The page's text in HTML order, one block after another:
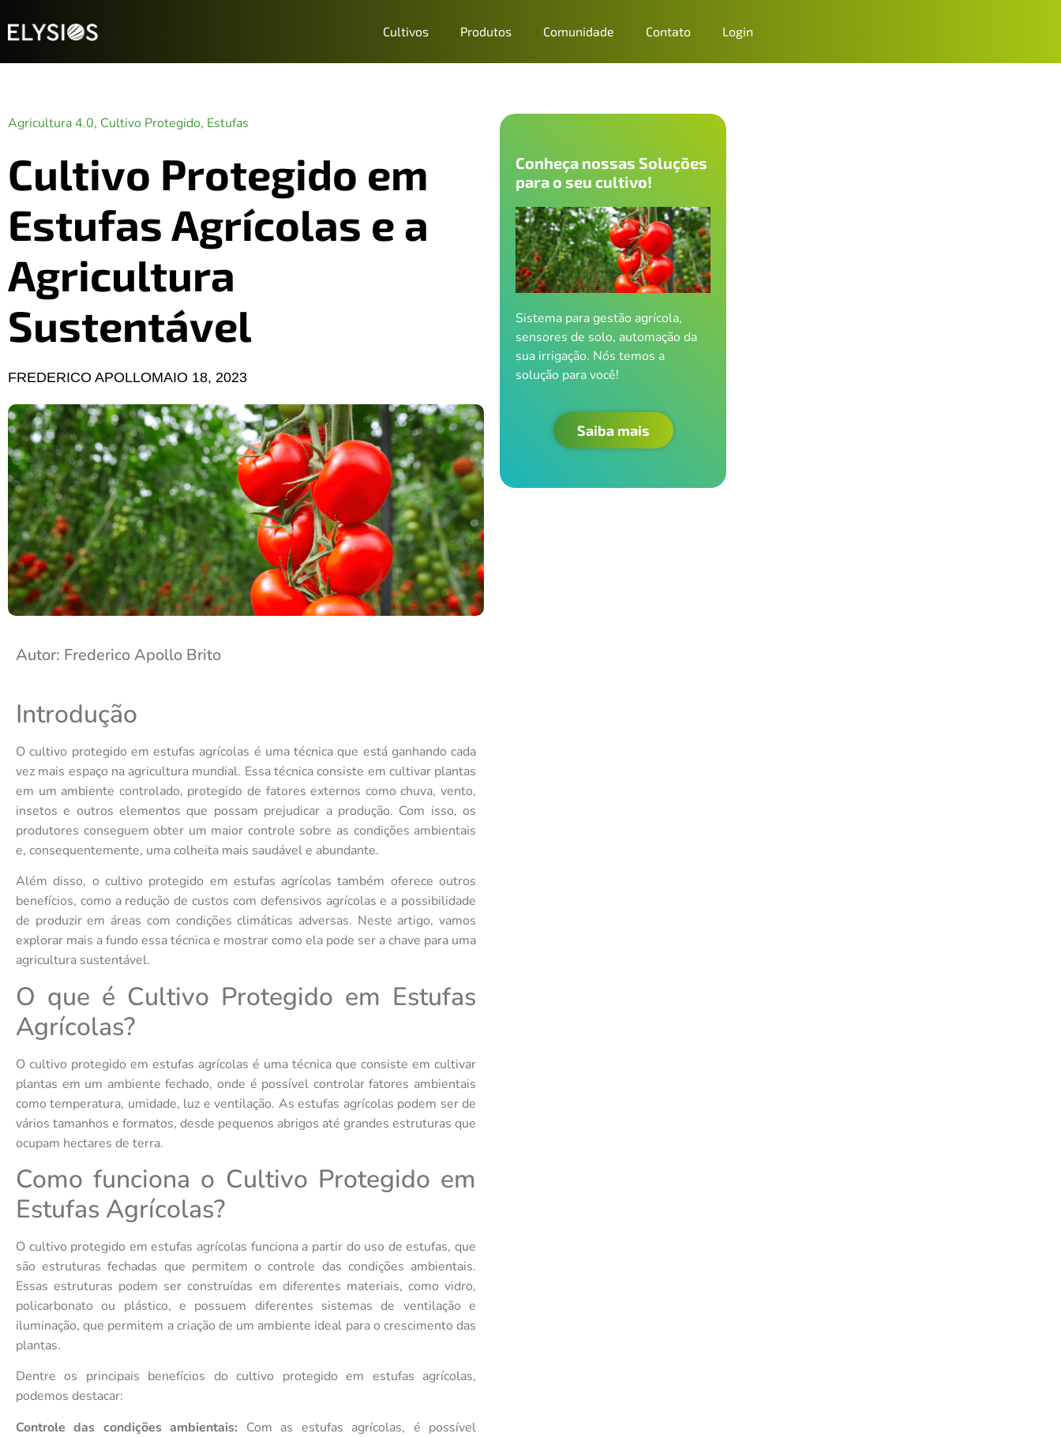
Cultivos Produtos Comunidade Contato Login
Agricultura 4.0, Cultivo Protegido, Estufas
Cultivo Protegido em
Estufas Agrícolas e a
Agricultura
Sustentável
FREDERICO APOLLOMAIO 18, 2023
Autor: Frederico Apollo Brito
Introdução
O cultivo protegido em estufas agrícolas é uma técnica que está ganhando cada
vez mais espaço na agricultura mundial. Essa técnica consiste em cultivar plantas
em um ambiente controlado, protegido de fatores externos como chuva, vento,
insetos e outros elementos que possam prejudicar a produção. Com isso, os
produtores conseguem obter um maior controle sobre as condições ambientais
e, consequentemente, uma colheita mais saudável e abundante.
Além disso, o cultivo protegido em estufas agrícolas também oferece outros
benefícios, como a redução de custos com defensivos agrícolas e a possibilidade
de produzir em áreas com condições climáticas adversas. Neste artigo, vamos
explorar mais a fundo essa técnica e mostrar como ela pode ser a chave para uma
agricultura sustentável.
O que é Cultivo Protegido em Estufas
Agrícolas?
O cultivo protegido em estufas agrícolas é uma técnica que consiste em cultivar
plantas em um ambiente fechado, onde é possível controlar fatores ambientais
como temperatura, umidade, luz e ventilação. As estufas agrícolas podem ser de
vários tamanhos e formatos, desde pequenos abrigos até grandes estruturas que
ocupam hectares de terra.
Como funciona o Cultivo Protegido em
Estufas Agrícolas?
O cultivo protegido em estufas agrícolas funciona a partir do uso de estufas, que
são estruturas fechadas que permitem o controle das condições ambientais.
Essas estruturas podem ser construídas em diferentes materiais, como vidro,
policarbonato ou plástico, e possuem diferentes sistemas de ventilação e
iluminação, que permitem a criação de um ambiente ideal para o crescimento das
plantas.
Dentre os principais benefícios do cultivo protegido em estufas agrícolas,
podemos destacar:
Controle das condições ambientais: Com as estufas agrícolas, é possível
Conheça nossas Soluções
para o seu cultivo!
Sistema para gestão agrícola,
sensores de solo, automação da
sua irrigação. Nós temos a
solução para você!
Saiba mais